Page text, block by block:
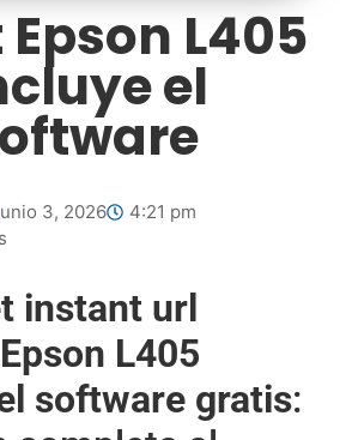
Epson L405
el
3, 2026
4:21 pm
instant url
Epson L405
software gratis: